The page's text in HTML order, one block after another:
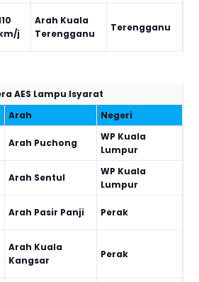
j
Arah Kuala
Terengganu
Terengganu
AES Lampu Isyarat
Arah
Negeri
Arah Puchong
WP Kuala
Lumpur
Arah Sentul
WP Kuala
Lumpur
Arah Pasir Panji Perak
Arah Kuala
Kangsar
Perak